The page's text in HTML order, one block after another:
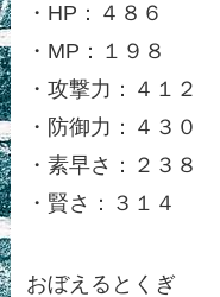
・HP：４８６
・MP：１９８
・攻撃力：４１２
・防御力：４３０
・素早さ：２３８
・賢さ：３１４
おぼえるとくぎ